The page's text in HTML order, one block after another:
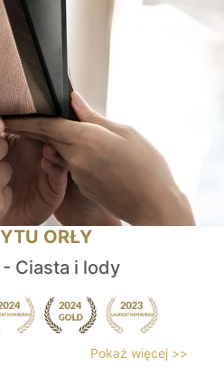
ORŁY
Ciasta i lody
Pokaż więcej >>